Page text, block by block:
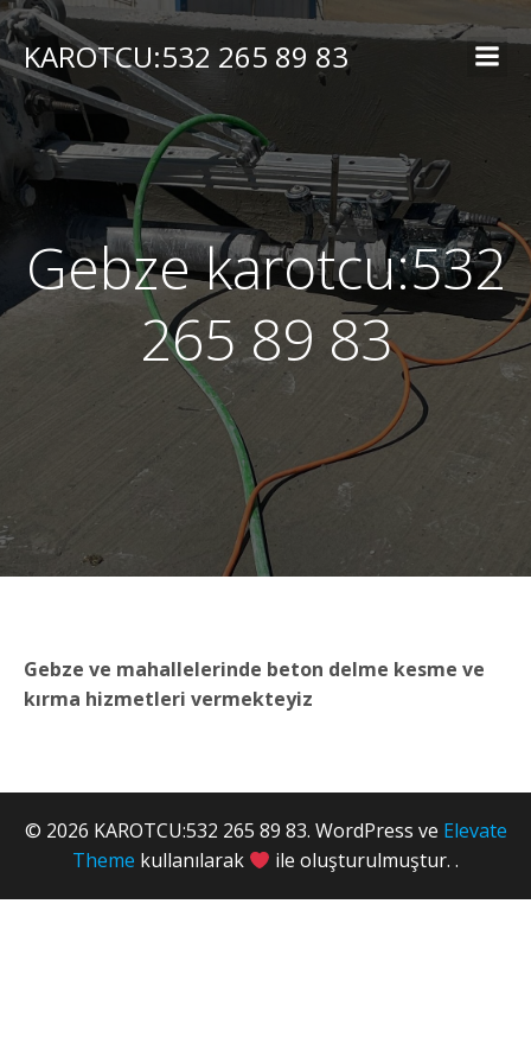
İçeriğe
geçKAROTCU:532 265 89 83
Gebze karotcu:532
265 89 83
Gebze ve mahallelerinde beton delme kesme ve
kırma hizmetleri vermekteyiz
© 2026 KAROTCU:532 265 89 83. WordPress ve Elevate
Theme kullanılarak ile oluşturulmuştur. .